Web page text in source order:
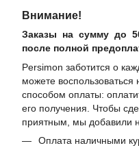
Внимание!
Заказы на сумму до
после полной
Persimon заботится о
можете
способом оплаты:
его получения. Чтобы
приятным, мы добавили
Оплата наличными